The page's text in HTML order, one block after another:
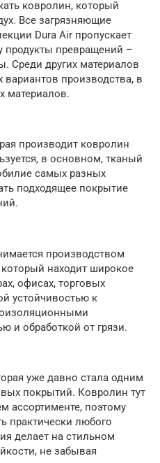
ковролин, который
Все загрязняющие
Dura Air пропускает
продукты превращений –
Среди других материалов
производства, в
материалов.
производит ковролин
в основном, тканый
самых разных
подходящее покрытие
производством
находит широкое
офисах, торговых
устойчивостью к
и обработкой от грязи.
уже давно стала одним
покрытий. Ковролин тут
ассортименте, поэтому
практически любого
делает на стильном
не забывая